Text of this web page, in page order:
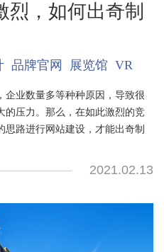
烈，如何出奇制
品牌官网 展览馆 VR
企业数量多等种种原因，导致很
的压力。那么，在如此激烈的竞
路进行网站建设，才能出奇制
2021.02.13